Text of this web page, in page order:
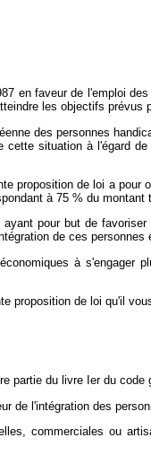
en faveur de l'emploi
les objectifs
des personnes
cette situation à l'égard
proposition de loi a
à 75 % du
pour but de
de ces personnes
à s'engager
proposition de loi qu'il
partie du livre Ier du
de l'intégration des
commerciales ou